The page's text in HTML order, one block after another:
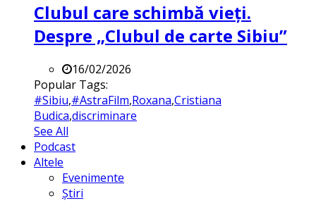
Clubul care schimbă vieți.
Despre „Clubul de carte Sibiu”
16/02/2026
Popular Tags:
#Sibiu,#AstraFilm,Roxana,Cristiana
Budica,discriminare
See All
Podcast
Altele
Evenimente
Știri